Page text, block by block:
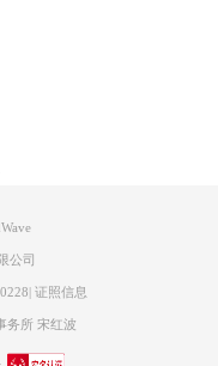
界面
音”两个可勾选的设
”效果勾选后，效果明显，
公司
| 证照信息
务所 宋红波